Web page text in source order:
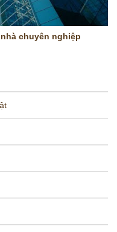
chuyên nghiệp